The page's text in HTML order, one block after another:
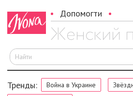
Допомогти
Тренды: Война в Украине